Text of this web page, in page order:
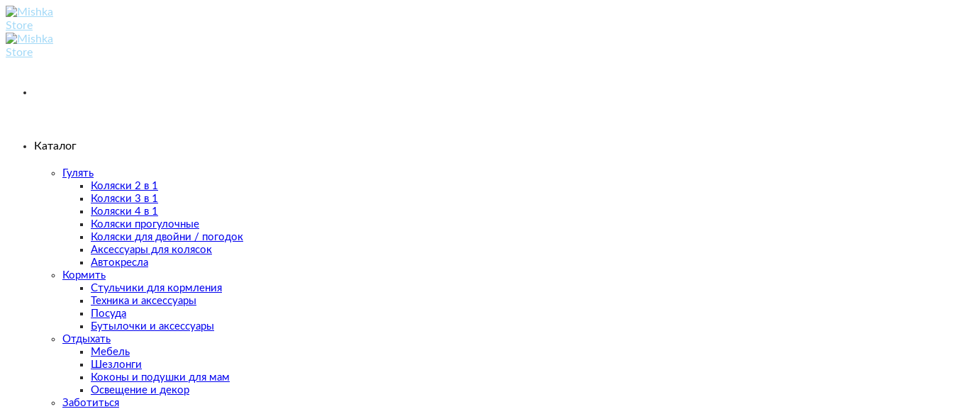
Skip
to
content
Каталог
Гулять
Коляски 2 в 1
Коляски 3 в 1
Коляски 4 в 1
Коляски прогулочные
Коляски для двойни / погодок
Аксессуары для колясок
Автокресла
Кормить
Стульчики для кормления
Техника и аксессуары
Посуда
Бутылочки и аксессуары
Отдыхать
Мебель
Шезлонги
Коконы и подушки для мам
Освещение и декор
Заботиться